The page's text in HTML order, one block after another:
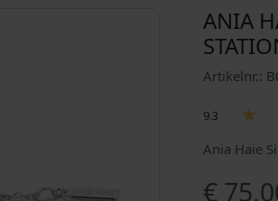
ANIA
Artikelnr.:
9.3
Ania Haie
€